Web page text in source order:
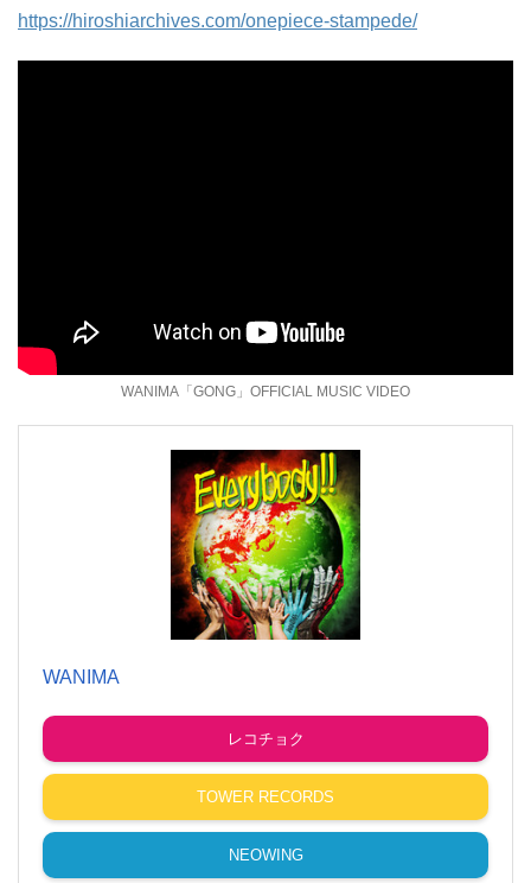
https://hiroshiarchives.com/onepiece-stampede/
WANIMA「GONG」OFFICIAL MUSIC VIDEO
WANIMA
レコチョク
TOWER RECORDS
NEOWING